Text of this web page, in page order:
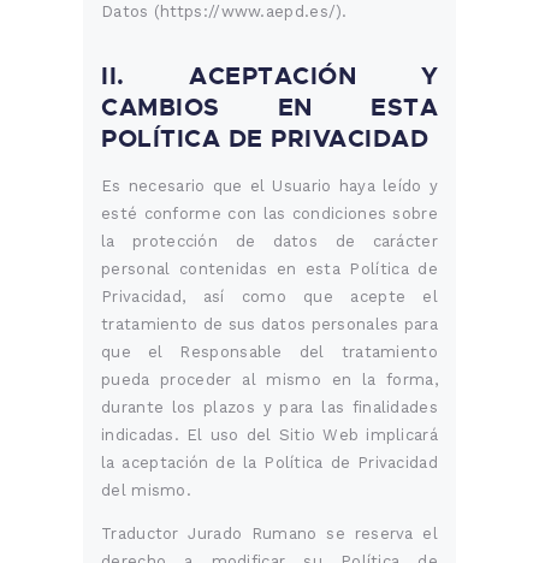
Datos (https://www.aepd.es/).
II. ACEPTACIÓN Y
CAMBIOS EN ESTA
POLÍTICA DE PRIVACIDAD
Es necesario que el Usuario haya leído y
esté conforme con las condiciones sobre
la protección de datos de carácter
personal contenidas en esta Política de
Privacidad, así como que acepte el
tratamiento de sus datos personales para
que el Responsable del tratamiento
pueda proceder al mismo en la forma,
durante los plazos y para las finalidades
indicadas. El uso del Sitio Web implicará
la aceptación de la Política de Privacidad
del mismo.
Traductor Jurado Rumano se reserva el